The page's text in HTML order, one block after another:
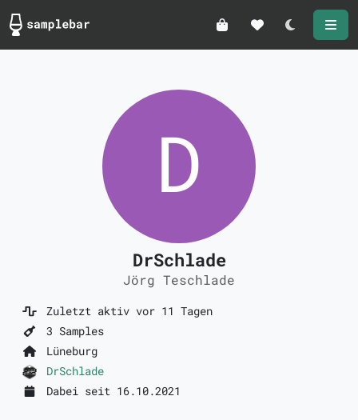
Darkmode
DrSchlade
Jörg Teschlade
Zuletzt aktiv vor 11 Tagen
3 Samples
Lüneburg
DrSchlade
Dabei seit 16.10.2021